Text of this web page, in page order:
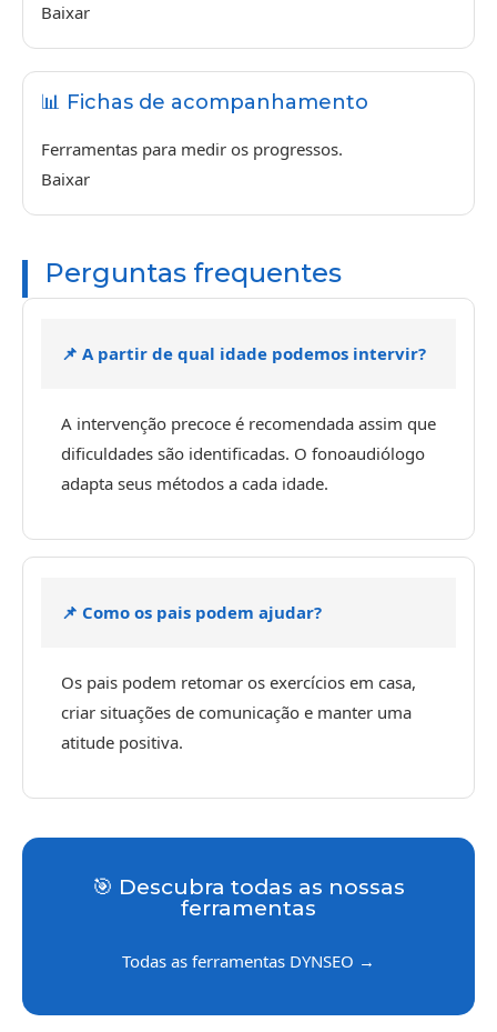
Baixar
📊 Fichas de acompanhamento
Ferramentas para medir os progressos.
Baixar
Perguntas frequentes
📌 A partir de qual idade podemos intervir?
A intervenção precoce é recomendada assim que
dificuldades são identificadas. O fonoaudiólogo
adapta seus métodos a cada idade.
📌 Como os pais podem ajudar?
Os pais podem retomar os exercícios em casa,
criar situações de comunicação e manter uma
atitude positiva.
🎯 Descubra todas as nossas
ferramentas
Todas as ferramentas DYNSEO →